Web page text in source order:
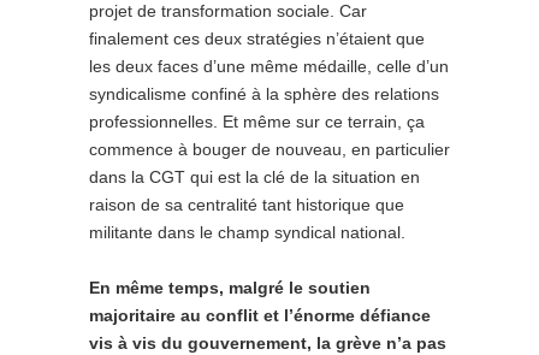
projet de transformation sociale. Car
finalement ces deux stratégies n’étaient que
les deux faces d’une même médaille, celle d’un
syndicalisme confiné à la sphère des relations
professionnelles. Et même sur ce terrain, ça
commence à bouger de nouveau, en particulier
dans la CGT qui est la clé de la situation en
raison de sa centralité tant historique que
militante dans le champ syndical national.
En même temps, malgré le soutien
majoritaire au conflit et l’énorme défiance
vis à vis du gouvernement, la grève n’a pas